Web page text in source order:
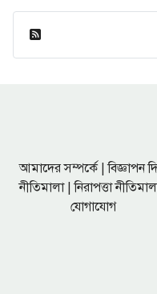
আমাদের সম্পর্কে|বিজ্ঞাপন
নীতিমালা|নিরাপত্তা
যোগাযোগ